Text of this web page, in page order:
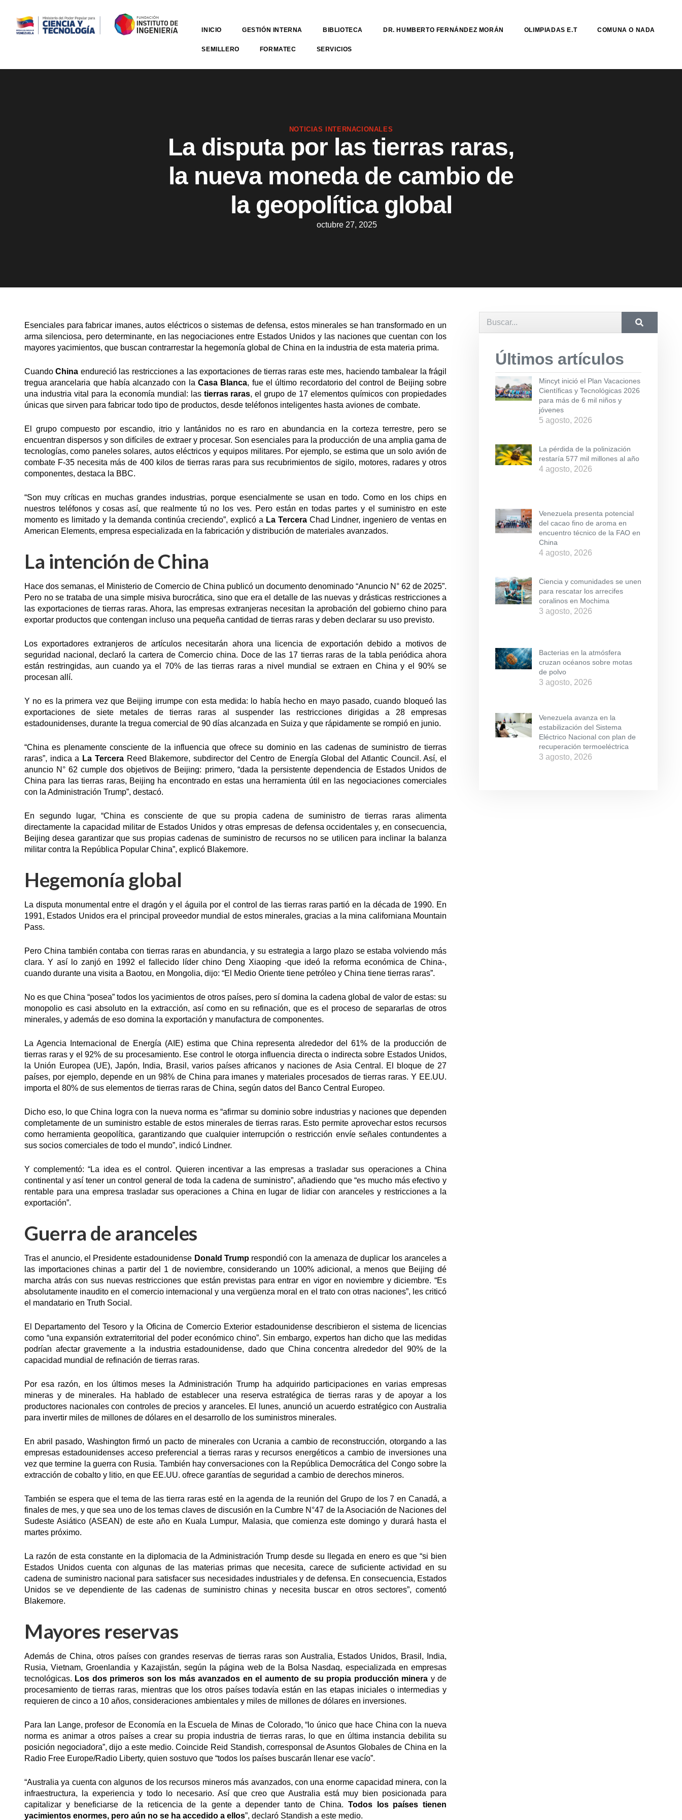
INICIO GESTIÓN INTERNA BIBLIOTECA DR. HUMBERTO FERNÁNDEZ MORÁN OLIMPIADAS E.T COMUNA O NADA
SEMILLERO FORMATEC SERVICIOS
NOTICIAS INTERNACIONALES
La disputa por las tierras raras,
la nueva moneda de cambio de
la geopolítica global
octubre 27, 2025
Esenciales para fabricar imanes, autos eléctricos o sistemas de defensa, estos minerales se han transformado en un
arma silenciosa, pero determinante, en las negociaciones entre Estados Unidos y las naciones que cuentan con los
mayores yacimientos, que buscan contrarrestar la hegemonía global de China en la industria de esta materia prima.
CuandoChina endureció las restricciones a las exportaciones de tierras raras este mes, haciendo tambalear la frágil
tregua arancelaria que había alcanzado con laCasa Blanca, fue el último recordatorio del control de Beijing sobre
una industria vital para la economía mundial: las tierras raras, el grupo de 17 elementos químicos con propiedades
únicas que sirven para fabricar todo tipo de productos, desde teléfonos inteligentes hasta aviones de combate.
El grupo compuesto por escandio, itrio y lantánidos no es raro en abundancia en la corteza terrestre, pero se
encuentran dispersos y son difíciles de extraer y procesar. Son esenciales para la producción de una amplia gama de
tecnologías, como paneles solares, autos eléctricos y equipos militares. Por ejemplo, se estima que un solo avión de
combate F-35 necesita más de 400 kilos de tierras raras para sus recubrimientos de sigilo, motores, radares y otros
componentes, destaca la BBC.
“Son muy críticas en muchas grandes industrias, porque esencialmente se usan en todo. Como en los chips en
nuestros teléfonos y cosas así, que realmente tú no los ves. Pero están en todas partes y el suministro en este
momento es limitado y la demanda continúa creciendo”, explicó a La TerceraChad Lindner, ingeniero de ventas en
American Elements, empresa especializada en la fabricación y distribución de materiales avanzados.
La intención de China
Hace dos semanas, el Ministerio de Comercio de China publicó un documento denominado “Anuncio N° 62 de 2025”.
Pero no se trataba de una simple misiva burocrática, sino que era el detalle de las nuevas y drásticas restricciones a
las exportaciones de tierras raras. Ahora, las empresas extranjeras necesitan la aprobación del gobierno chino para
exportar productos que contengan incluso una pequeña cantidad de tierras raras y deben declarar su uso previsto.
Los exportadores extranjeros de artículos necesitarán ahora una licencia de exportación debido a motivos de
seguridad nacional, declaró la cartera de Comercio china. Doce de las 17 tierras raras de la tabla periódica ahora
están restringidas, aun cuando ya el 70% de las tierras raras a nivel mundial se extraen en China y el 90% se
procesan allí.
Y no es la primera vez que Beijing irrumpe con esta medida: lo había hecho en mayo pasado, cuando bloqueó las
exportaciones de siete metales de tierras raras al suspender las restricciones dirigidas a 28 empresas
estadounidenses, durante la tregua comercial de 90 días alcanzada en Suiza y que rápidamente se rompió en junio.
“China es plenamente consciente de la influencia que ofrece su dominio en las cadenas de suministro de tierras
raras”, indica a La TerceraReed Blakemore, subdirector del Centro de Energía Global del Atlantic Council. Así, el
anuncio N° 62 cumple dos objetivos de Beijing: primero, “dada la persistente dependencia de Estados Unidos de
China para las tierras raras, Beijing ha encontrado en estas una herramienta útil en las negociaciones comerciales
con la Administración Trump”, destacó.
En segundo lugar, “China es consciente de que su propia cadena de suministro de tierras raras alimenta
directamente la capacidad militar de Estados Unidos y otras empresas de defensa occidentales y, en consecuencia,
Beijing desea garantizar que sus propias cadenas de suministro de recursos no se utilicen para inclinar la balanza
militar contra la República Popular China”, explicó Blakemore.
Hegemonía global
La disputa monumental entre el dragón y el águila por el control de las tierras raras partió en la década de 1990. En
1991, Estados Unidos era el principal proveedor mundial de estos minerales, gracias a la mina californiana Mountain
Pass.
Pero China también contaba con tierras raras en abundancia, y su estrategia a largo plazo se estaba volviendo más
clara. Y así lo zanjó en 1992 el fallecido líder chino Deng Xiaoping -que ideó la reforma económica de China-,
cuando durante una visita a Baotou, en Mongolia, dijo: “El Medio Oriente tiene petróleo y China tiene tierras raras”.
No es que China “posea” todos los yacimientos de otros países, pero sí domina la cadena global de valor de estas: su
monopolio es casi absoluto en la extracción, así como en su refinación, que es el proceso de separarlas de otros
minerales, y además de eso domina la exportación y manufactura de componentes.
La Agencia Internacional de Energía (AIE) estima que China representa alrededor del 61% de la producción de
tierras raras y el 92% de su procesamiento. Ese control le otorga influencia directa o indirecta sobre Estados Unidos,
la Unión Europea (UE), Japón, India, Brasil, varios países africanos y naciones de Asia Central. El bloque de 27
países, por ejemplo, depende en un 98% de China para imanes y materiales procesados de tierras raras. Y EE.UU.
importa el 80% de sus elementos de tierras raras de China, según datos del Banco Central Europeo.
Dicho eso, lo que China logra con la nueva norma es “afirmar su dominio sobre industrias y naciones que dependen
completamente de un suministro estable de estos minerales de tierras raras. Esto permite aprovechar estos recursos
como herramienta geopolítica, garantizando que cualquier interrupción o restricción envíe señales contundentes a
sus socios comerciales de todo el mundo”, indicó Lindner.
Y complementó: “La idea es el control. Quieren incentivar a las empresas a trasladar sus operaciones a China
continental y así tener un control general de toda la cadena de suministro”, añadiendo que “es mucho más efectivo y
rentable para una empresa trasladar sus operaciones a China en lugar de lidiar con aranceles y restricciones a la
exportación”.
Guerra de aranceles
Tras el anuncio, el Presidente estadounidense Donald Trumprespondió con la amenaza de duplicar los aranceles a
las importaciones chinas a partir del 1 de noviembre, considerando un 100% adicional, a menos que Beijing dé
marcha atrás con sus nuevas restricciones que están previstas para entrar en vigor en noviembre y diciembre. “Es
absolutamente inaudito en el comercio internacional y una vergüenza moral en el trato con otras naciones”, les criticó
el mandatario en Truth Social.
El Departamento del Tesoro y la Oficina de Comercio Exterior estadounidense describieron el sistema de licencias
como “una expansión extraterritorial del poder económico chino”. Sin embargo, expertos han dicho que las medidas
podrían afectar gravemente a la industria estadounidense, dado que China concentra alrededor del 90% de la
capacidad mundial de refinación de tierras raras.
Por esa razón, en los últimos meses la Administración Trump ha adquirido participaciones en varias empresas
mineras y de minerales. Ha hablado de establecer una reserva estratégica de tierras raras y de apoyar a los
productores nacionales con controles de precios y aranceles. El lunes, anunció un acuerdo estratégico con Australia
para invertir miles de millones de dólares en el desarrollo de los suministros minerales.
En abril pasado, Washington firmó un pacto de minerales con Ucrania a cambio de reconstrucción, otorgando a las
empresas estadounidenses acceso preferencial a tierras raras y recursos energéticos a cambio de inversiones una
vez que termine la guerra con Rusia. También hay conversaciones con la República Democrática del Congo sobre la
extracción de cobalto y litio, en que EE.UU. ofrece garantías de seguridad a cambio de derechos mineros.
También se espera que el tema de las tierra raras esté en la agenda de la reunión del Grupo de los 7 en Canadá, a
finales de mes, y que sea uno de los temas claves de discusión en la Cumbre N°47 de la Asociación de Naciones del
Sudeste Asiático (ASEAN) de este año en Kuala Lumpur, Malasia, que comienza este domingo y durará hasta el
martes próximo.
La razón de esta constante en la diplomacia de la Administración Trump desde su llegada en enero es que “si bien
Estados Unidos cuenta con algunas de las materias primas que necesita, carece de suficiente actividad en su
cadena de suministro nacional para satisfacer sus necesidades industriales y de defensa. En consecuencia, Estados
Unidos se ve dependiente de las cadenas de suministro chinas y necesita buscar en otros sectores”, comentó
Blakemore.
Mayores reservas
Además de China, otros países con grandes reservas de tierras raras son Australia, Estados Unidos, Brasil, India,
Rusia, Vietnam, Groenlandia y Kazajistán, según la página web de la Bolsa Nasdaq, especializada en empresas
tecnológicas. Los dos primeros son los más avanzados en el aumento de su propia producción minera y de
procesamiento de tierras raras, mientras que los otros países todavía están en las etapas iniciales o intermedias y
requieren de cinco a 10 años, consideraciones ambientales y miles de millones de dólares en inversiones.
Para Ian Lange, profesor de Economía en la Escuela de Minas de Colorado, “lo único que hace China con la nueva
norma es animar a otros países a crear su propia industria de tierras raras, lo que en última instancia debilita su
posición negociadora”, dijo a este medio. Coincide Reid Standish, corresponsal de Asuntos Globales de China en la
Radio Free Europe/Radio Liberty, quien sostuvo que “todos los países buscarán llenar ese vacío”.
“Australia ya cuenta con algunos de los recursos mineros más avanzados, con una enorme capacidad minera, con la
infraestructura, la experiencia y todo lo necesario. Así que creo que Australia está muy bien posicionada para
capitalizar y beneficiarse de la reticencia de la gente a depender tanto de China. Todos los países tienen
yacimientos enormes, pero aún no se ha accedido a ellos”, declaró Standish a este medio.
Últimos artículos
Mincyt inició el Plan Vacaciones
Científicas y Tecnológicas 2026
para más de 6 mil niños y
jóvenes
5 agosto, 2026
La pérdida de la polinización
restaría 577 mil millones al año
4 agosto, 2026
Venezuela presenta potencial
del cacao fino de aroma en
encuentro técnico de la FAO en
China
4 agosto, 2026
Ciencia y comunidades se unen
para rescatar los arrecifes
coralinos en Mochima
3 agosto, 2026
Bacterias en la atmósfera
cruzan océanos sobre motas
de polvo
3 agosto, 2026
Venezuela avanza en la
estabilización del Sistema
Eléctrico Nacional con plan de
recuperación termoeléctrica
3 agosto, 2026